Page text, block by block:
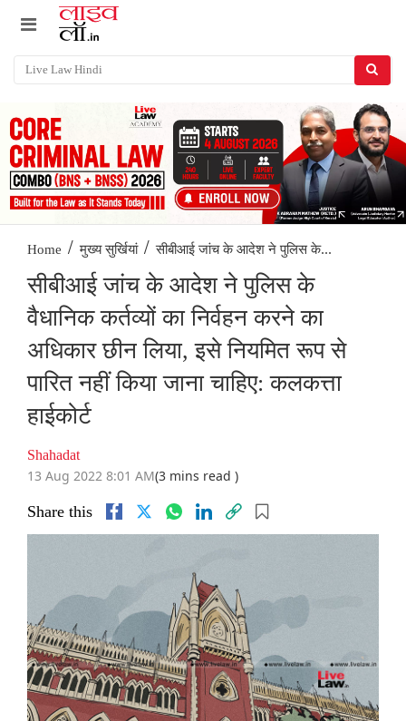
Home / मुख्य सुर्खियां / सीबीआई जांच के आदेश ने पुलिस के...
सीबीआई जांच के आदेश ने पुलिस के
वैधानिक कर्तव्यों का निर्वहन करने का
अधिकार छीन लिया, इसे नियमित रूप से
पारित नहीं किया जाना चाहिए: कलकत्ता
हाईकोर्ट
Shahadat
13 Aug 2022 8:01 AM(3 mins read )
Share this